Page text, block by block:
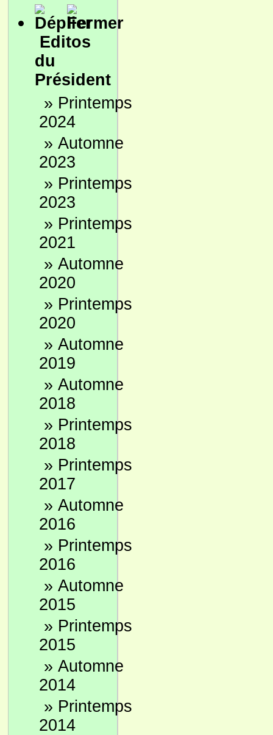
Editos
du
Président
» Printemps
2024
» Automne
2023
» Printemps
2023
» Printemps
2021
» Automne
2020
» Printemps
2020
» Automne
2019
» Automne
2018
» Printemps
2018
» Printemps
2017
» Automne
2016
» Printemps
2016
» Automne
2015
» Printemps
2015
» Automne
2014
» Printemps
2014